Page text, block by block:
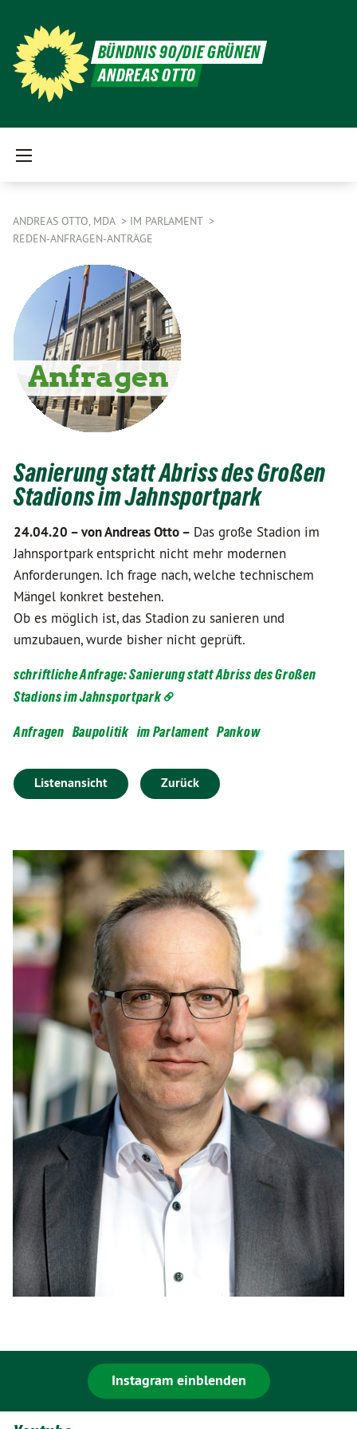
BÜNDNIS 90/DIE GRÜNEN
ANDREAS OTTO
ANDREAS OTTO, MDA
IM PARLAMENT
REDEN-ANFRAGEN-ANTRÄGE
Sanierung statt Abriss des Großen
Stadions im Jahnsportpark
24.04.20 –von Andreas Otto – Das große Stadion im
Jahnsportpark entspricht nicht mehr modernen
Anforderungen. Ich frage nach, welche technischem
Mängel konkret bestehen.
Ob es möglich ist, das Stadion zu sanieren und
umzubauen, wurde bisher nicht geprüft.
schriftliche Anfrage: Sanierung statt Abriss des Großen
Stadions im Jahnsportpark
Anfragen Baupolitik im Parlament Pankow
Listenansicht Zurück
Instagram einblenden